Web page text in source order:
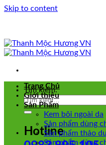
Skip to content
Tìm kiếm:
Hotline
Trang Chủ
Giới thiệu
Sản Phẩm
Kem bôi ngoài da
Sản phẩm dùng
Sản phẩm thảo
Sản phẩm dùng